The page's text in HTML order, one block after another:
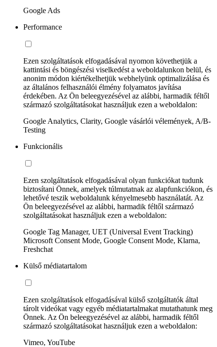
Google Ads
Performance
Ezen szolgáltatások elfogadásával nyomon követhetjük a
kattintási és böngészési viselkedést a weboldalunkon belül, és
anonim módon kiértékelhetjük webhelyünk optimalizálása és
az általános felhasználói élmény folyamatos javítása
érdekében. Az Ön beleegyezésével az alábbi, harmadik féltől
származó szolgáltatásokat használjuk ezen a weboldalon:
Google Analytics, Clarity, Google vásárlói vélemények, A/B-
Testing
Funkcionális
Ezen szolgáltatások elfogadásával olyan funkciókat tudunk
biztosítani Önnek, amelyek túlmutatnak az alapfunkciókon, és
lehetővé teszik weboldalunk kényelmesebb használatát. Az
Ön beleegyezésével az alábbi, harmadik féltől származó
szolgáltatásokat használjuk ezen a weboldalon:
Google Tag Manager, UET (Universal Event Tracking)
Microsoft Consent Mode, Google Consent Mode, Klarna,
Freshchat
Külső médiatartalom
Ezen szolgáltatások elfogadásával külső szolgáltatók által
tárolt videókat vagy egyéb médiatartalmakat mutathatunk meg
Önnek. Az Ön beleegyezésével az alábbi, harmadik féltől
származó szolgáltatásokat használjuk ezen a weboldalon:
Vimeo, YouTube